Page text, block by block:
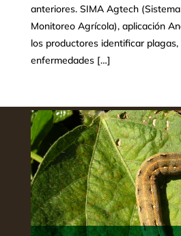
anteriores. SIMA Agtech
Monitoreo Agrícola), aplicación
los productores identificar plagas,
enfermedades […]